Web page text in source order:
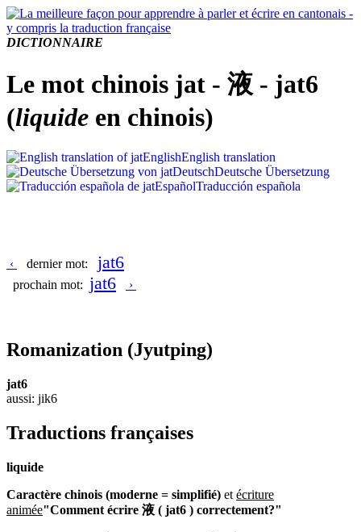
DICTIONNAIRE
Le mot chinois jat - 液 - jat6
(liquide en chinois)
EnglishEnglish translation
DeutschDeutsche Übersetzung
EspañolTraducción española
‹ dernier mot: jat6
prochain mot: jat6 ›
Romanization (Jyutping)
jat6
aussi: jik6
Traductions françaises
liquide
Caractère chinois (moderne = simplifié) et écriture
animée"Comment écrire 液 ( jat6 ) correctement?"